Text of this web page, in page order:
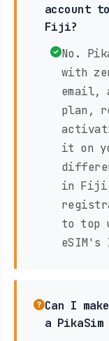
account
Fiji?
No.
with
email,
plan,
it on
in Fiji,
to top
eSIM's
Can I
a